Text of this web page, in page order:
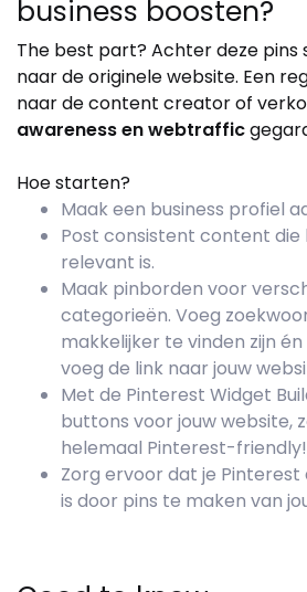
business boosten?
The best part? Achter deze pins
naar de originele website. Een
naar de content creator of
awareness en webtraffic
Hoe starten?
Maak een business profiel
Post consistent content
relevant is.
Maak pinborden voor
categorieën. Voeg
makkelijker te vinden zijn
voeg de link naar jouw
Met de Pinterest Widget
buttons voor jouw website,
helemaal Pinterest-friendly!
Zorg ervoor dat je
is door pins te maken van